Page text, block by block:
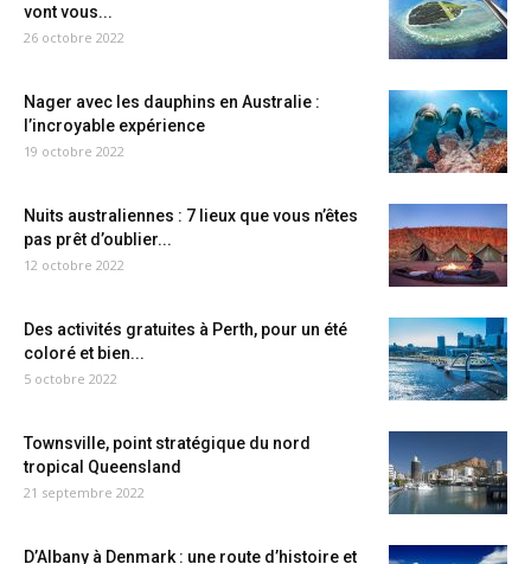
vont vous...
26 octobre 2022
Nager avec les dauphins en Australie :
l’incroyable expérience
19 octobre 2022
Nuits australiennes : 7 lieux que vous n’êtes
pas prêt d’oublier...
12 octobre 2022
Des activités gratuites à Perth, pour un été
coloré et bien...
5 octobre 2022
Townsville, point stratégique du nord
tropical Queensland
21 septembre 2022
D’Albany à Denmark : une route d’histoire et